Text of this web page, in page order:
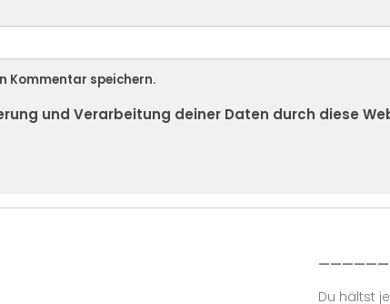
Kommentar speichern.
und Verarbeitung deiner Daten durch diese
Du hältst